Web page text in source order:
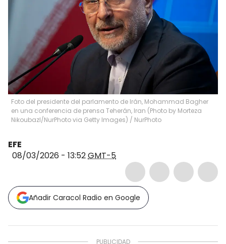
Foto del presidente del parlamento de Irán, Mohammad Bagher
en una conferencia de prensa Teherán, Iran (Photo by Morteza
Nikoubazl/NurPhoto via Getty Images) / NurPhoto
EFE
08/03/2026 - 13:52GMT-5
Añadir Caracol Radio en Google